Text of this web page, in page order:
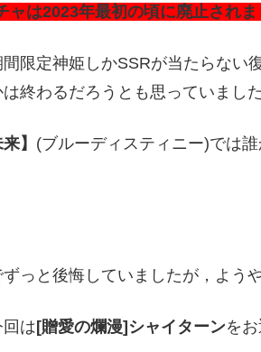
ャは2023年最初の頃に廃止され
間限定神姫しかSSRが当たらな
終わるだろうとも思っていました
】 (ブルーディスティニー)では
っと後悔していましたが，よう
回は[贈愛の爛漫]シャイターンを